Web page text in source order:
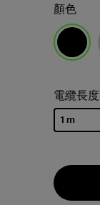
顏色
電纜長度
1 m